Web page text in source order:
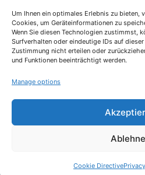
Um Ihnen ein optimales Erlebnis zu bieten,
Cookies, um Geräteinformationen zu
Wenn Sie diesen Technologien zustimmst,
Surfverhalten oder eindeutige IDs auf
Zustimmung nicht erteilen oder
und Funktionen beeinträchtigt werden.
Manage options
Cookie Directive
Contact Imprint
Cookie